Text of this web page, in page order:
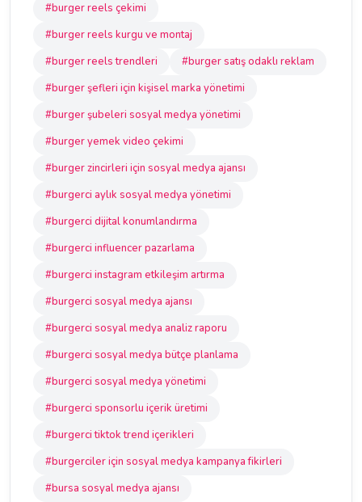
#burger reels çekimi
#burger reels kurgu ve montaj
#burger reels trendleri
#burger satış odaklı reklam
#burger şefleri için kişisel marka yönetimi
#burger şubeleri sosyal medya yönetimi
#burger yemek video çekimi
#burger zincirleri için sosyal medya ajansı
#burgerci aylık sosyal medya yönetimi
#burgerci dijital konumlandırma
#burgerci influencer pazarlama
#burgerci instagram etkileşim artırma
#burgerci sosyal medya ajansı
#burgerci sosyal medya analiz raporu
#burgerci sosyal medya bütçe planlama
#burgerci sosyal medya yönetimi
#burgerci sponsorlu içerik üretimi
#burgerci tiktok trend içerikleri
#burgerciler için sosyal medya kampanya fikirleri
#bursa sosyal medya ajansı